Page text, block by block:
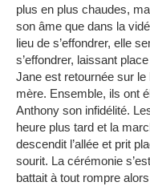
plus en plus chaudes,
son âme que dans la
lieu de s’effondrer, elle
s’effondrer, laissant
Jane est retournée sur
mère. Ensemble, ils ont
Anthony son infidélité.
heure plus tard et la
descendit l’allée et prit
sourit. La cérémonie
battait à tout rompre